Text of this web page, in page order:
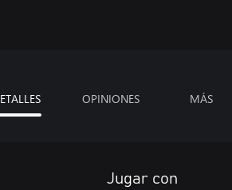
OPINIONES MÁS
Jugar con